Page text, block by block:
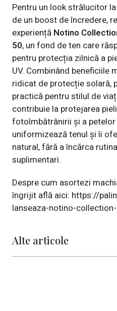
Alte articole
Pentru un look strălucitor
de un boost de încredere,
experiență Notino
50, un fond de ten care
pentru protecția zilnică a
UV. Combinând beneficiile
ridicat de protecție solară,
practică pentru stilul de
contribuie la protejarea
fotoîmbătrânirii și a
uniformizează tenul și îi
natural, fără a încărca
suplimentari.
Despre cum asortezi
îngrijit află aici: https://
lanseaza-notino-